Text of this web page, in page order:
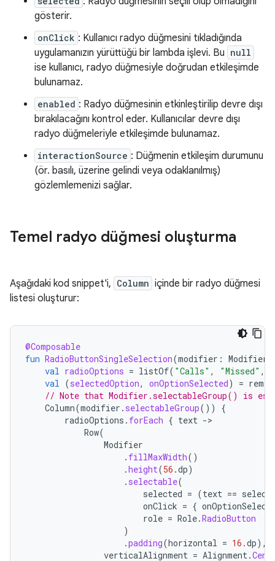
gösterir.
onClick : Kullanıcı radyo düğmesini tıkladığında
uygulamanızın yürüttüğü bir lambda işlevi. Bu null
ise kullanıcı, radyo düğmesiyle doğrudan etkileşimde
bulunamaz.
enabled : Radyo düğmesinin etkinleştirilip devre dışı
bırakılacağını kontrol eder. Kullanıcılar devre dışı
radyo düğmeleriyle etkileşimde bulunamaz.
interactionSource : Düğmenin etkileşim durumunu
(ör. basılı, üzerine gelindi veya odaklanılmış)
gözlemlemenizi sağlar.
Temel radyo düğmesi oluşturma
Aşağıdaki kod snippet'i, Column içinde bir radyo düğmesi
listesi oluşturur:
@Composable
fun RadioButtonSingleSelection(modifier : Modifier
val radioOptions = listOf( "Calls" , "Missed" ,
val (selectedOption, onOptionSelected) =
// Note that Modifier.selectableGroup() is
Column(modifier . selectableGroup())
{
radioOptions . forEach { text -
Row(
Modifier
. fillMaxWidth()
.height(56.dp)
. selectable(
selected = (text ==
onClick = {
role = Role.RadioButton
)
.padding(horizontal = 16.dp),
verticalAlignment = Alignment.